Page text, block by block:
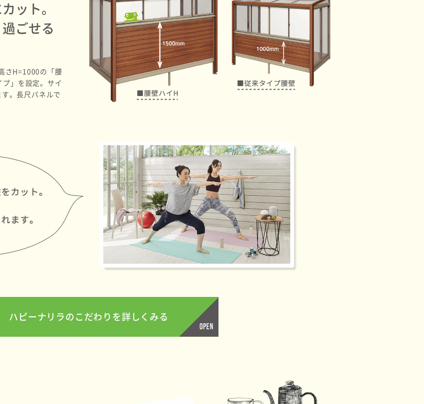
ット。
ごせる
さH=1000の「腰
」を設定。サイ
。長尺パネルで
ハピーナリラのこだわりを詳しくみる